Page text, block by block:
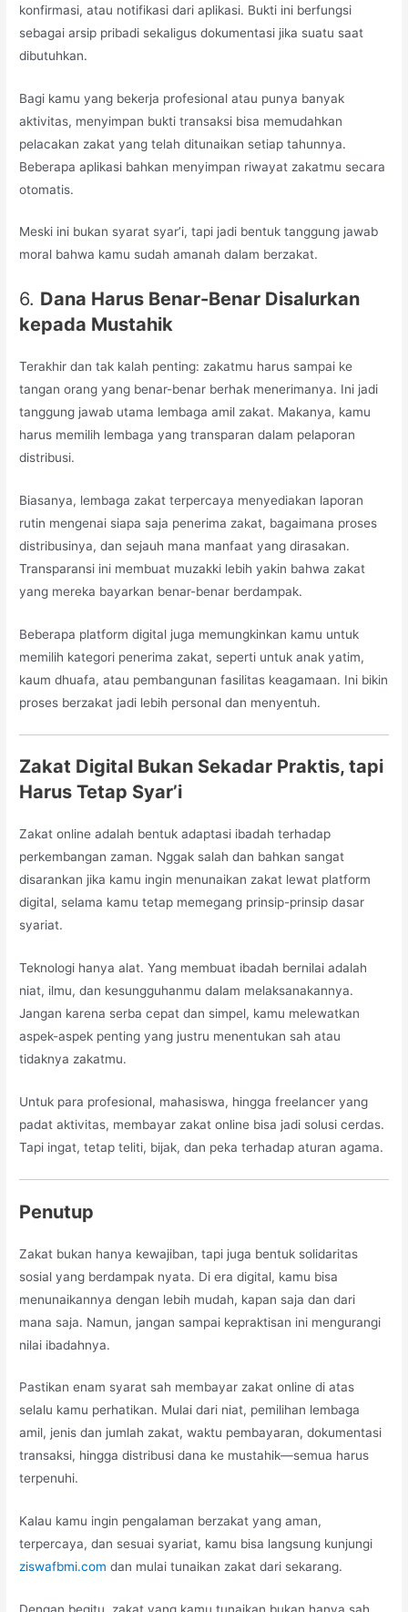
konfirmasi, atau notifikasi dari aplikasi. Bukti ini berfungsi
sebagai arsip pribadi sekaligus dokumentasi jika suatu saat
dibutuhkan.
Bagi kamu yang bekerja profesional atau punya banyak
aktivitas, menyimpan bukti transaksi bisa memudahkan
pelacakan zakat yang telah ditunaikan setiap tahunnya.
Beberapa aplikasi bahkan menyimpan riwayat zakatmu secara
otomatis.
Meski ini bukan syarat syar’i, tapi jadi bentuk tanggung jawab
moral bahwa kamu sudah amanah dalam berzakat.
6. Dana Harus Benar-Benar Disalurkan
kepada Mustahik
Terakhir dan tak kalah penting: zakatmu harus sampai ke
tangan orang yang benar-benar berhak menerimanya. Ini jadi
tanggung jawab utama lembaga amil zakat. Makanya, kamu
harus memilih lembaga yang transparan dalam pelaporan
distribusi.
Biasanya, lembaga zakat terpercaya menyediakan laporan
rutin mengenai siapa saja penerima zakat, bagaimana proses
distribusinya, dan sejauh mana manfaat yang dirasakan.
Transparansi ini membuat muzakki lebih yakin bahwa zakat
yang mereka bayarkan benar-benar berdampak.
Beberapa platform digital juga memungkinkan kamu untuk
memilih kategori penerima zakat, seperti untuk anak yatim,
kaum dhuafa, atau pembangunan fasilitas keagamaan. Ini bikin
proses berzakat jadi lebih personal dan menyentuh.
Zakat Digital Bukan Sekadar Praktis, tapi
Harus Tetap Syar’i
Zakat online adalah bentuk adaptasi ibadah terhadap
perkembangan zaman. Nggak salah dan bahkan sangat
disarankan jika kamu ingin menunaikan zakat lewat platform
digital, selama kamu tetap memegang prinsip-prinsip dasar
syariat.
Teknologi hanya alat. Yang membuat ibadah bernilai adalah
niat, ilmu, dan kesungguhanmu dalam melaksanakannya.
Jangan karena serba cepat dan simpel, kamu melewatkan
aspek-aspek penting yang justru menentukan sah atau
tidaknya zakatmu.
Untuk para profesional, mahasiswa, hingga freelancer yang
padat aktivitas, membayar zakat online bisa jadi solusi cerdas.
Tapi ingat, tetap teliti, bijak, dan peka terhadap aturan agama.
Penutup
Zakat bukan hanya kewajiban, tapi juga bentuk solidaritas
sosial yang berdampak nyata. Di era digital, kamu bisa
menunaikannya dengan lebih mudah, kapan saja dan dari
mana saja. Namun, jangan sampai kepraktisan ini mengurangi
nilai ibadahnya.
Pastikan enam syarat sah membayar zakat online di atas
selalu kamu perhatikan. Mulai dari niat, pemilihan lembaga
amil, jenis dan jumlah zakat, waktu pembayaran, dokumentasi
transaksi, hingga distribusi dana ke mustahik—semua harus
terpenuhi.
Kalau kamu ingin pengalaman berzakat yang aman,
terpercaya, dan sesuai syariat, kamu bisa langsung kunjungi
ziswafbmi.com dan mulai tunaikan zakat dari sekarang.